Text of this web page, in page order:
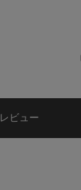
レビュー